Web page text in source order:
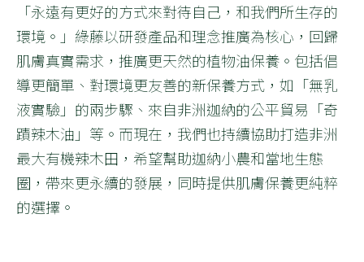
「永遠有更好的方式來對待自己，和我們所生存的
環境。」綠藤以研發產品和理念推廣為核心，回歸
肌膚真實需求，推廣更天然的植物油保養。包括倡
導更簡單、對環境更友善的新保養方式，如「無乳
液實驗」的兩步驟、來自非洲迦納的公平貿易「奇
蹟辣木油」等。而現在，我們也持續協助打造非洲
最大有機辣木田，希望幫助迦納小農和當地生態
圈，帶來更永續的發展，同時提供肌膚保養更純粹
的選擇。